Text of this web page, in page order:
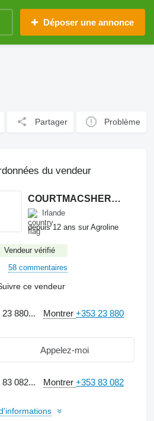
Déposer une annonce
Partager Problème
du vendeur
COURTMACSHERRY MACHINERY LTD
Irlande
depuis 12 ans sur Agroline
Vendeur vérifié
58 commentaires
ce vendeur
23 880... Montrer+353 23 880
Appelez-moi
83 082... Montrer+353 83 082